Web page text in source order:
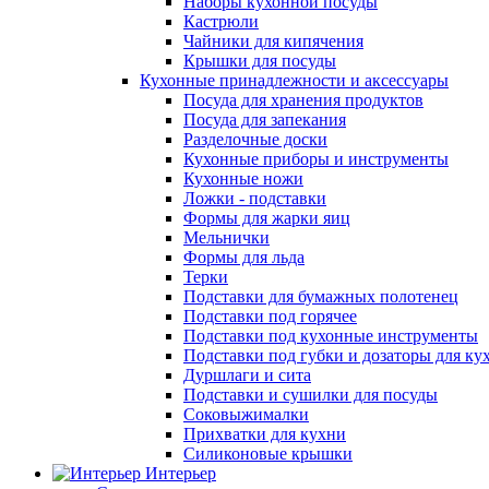
Кастрюли
Чайники для кипячения
Крышки для посуды
Кухонные принадлежности и аксессуары
Посуда для хранения продуктов
Посуда для запекания
Разделочные доски
Кухонные приборы и инструменты
Кухонные ножи
Ложки - подставки
Формы для жарки яиц
Мельнички
Формы для льда
Терки
Подставки для бумажных полотенец
Подставки под горячее
Подставки под кухонные инструменты
Подставки под губки и дозаторы для
Дуршлаги и сита
Подставки и сушилки для посуды
Соковыжималки
Прихватки для кухни
Силиконовые крышки
Интерьер